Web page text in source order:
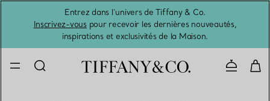
Entrez dans l’univers de Tiffany & Co.
Inscrivez-vouspour recevoir les dernières nouveautés,
inspirations et exclusivités de la Maison.